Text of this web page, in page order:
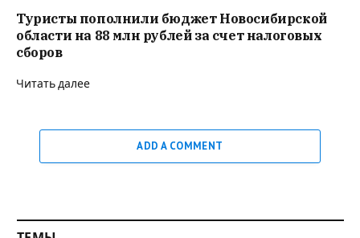
Туристы пополнили бюджет Новосибирской
области на 88 млн рублей за счет налоговых
сборов
Читать далее
ADD A COMMENT